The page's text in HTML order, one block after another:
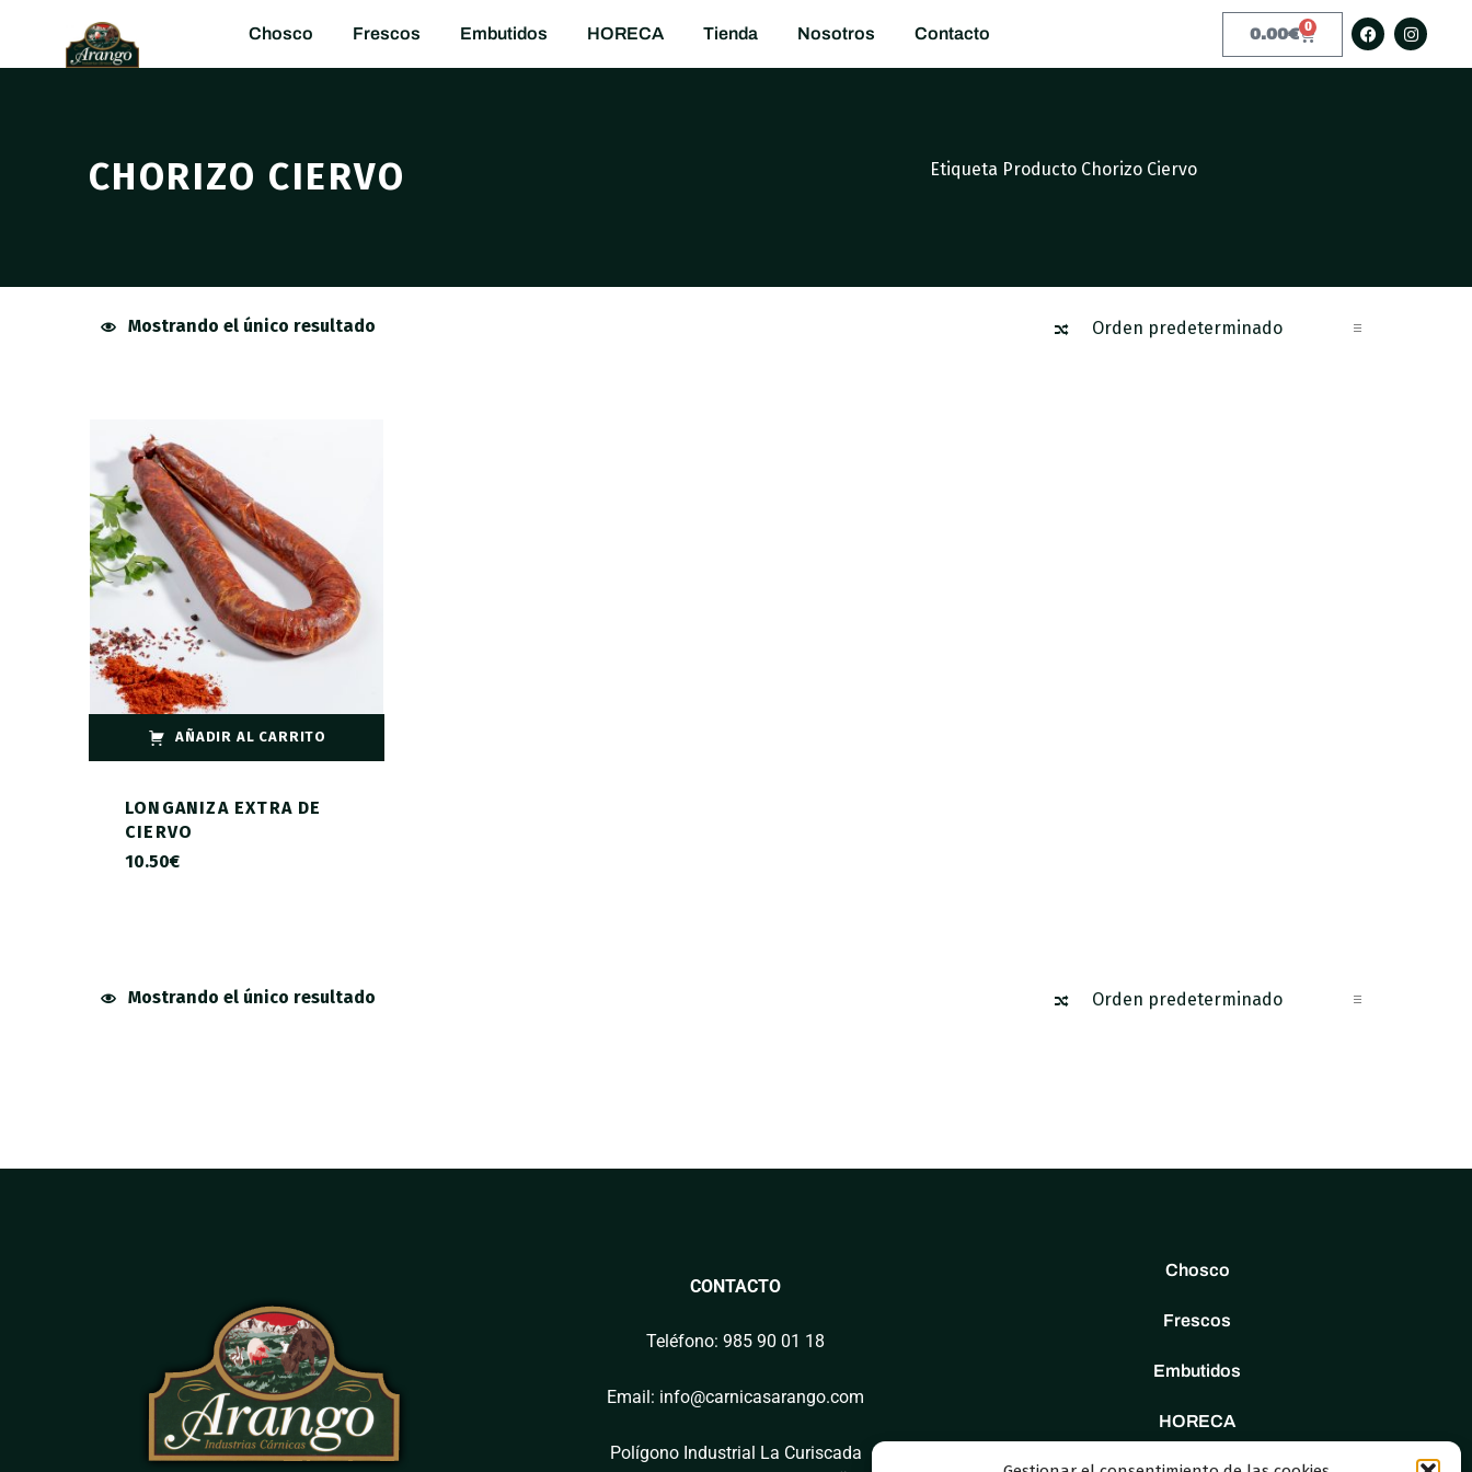
Chosco Frescos Embutidos HORECA Tienda Nosotros Contacto 0.00€ 0
CHORIZO CIERVO Etiqueta Producto Chorizo Ciervo
Mostrando el único resultado
AÑADIR AL CARRITO
LONGANIZA EXTRA DE
CIERVO
10.50€
Mostrando el único resultado
CONTACTO
Teléfono: 985 90 01 18
Email: info@carnicasarango.com
Polígono Industrial La Curiscada
Chosco
Frescos
Embutidos
HORECA